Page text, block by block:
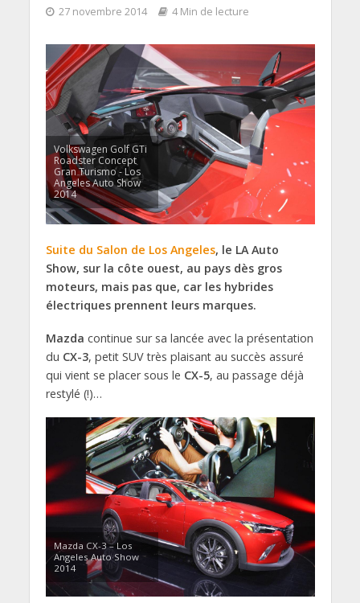
27 novembre 2014 4 Min de lecture
Volkswagen Golf GTi
Roadster Concept
Gran Turismo - Los
Angeles Auto Show
2014
Suite du Salon de Los Angeles, le LA Auto
Show, sur la côte ouest, au pays dès gros
moteurs, mais pas que, car les hybrides
électriques prennent leurs marques.
Mazda continue sur sa lancée avec la présentation
du CX-3, petit SUV très plaisant au succès assuré
qui vient se placer sous le CX-5, au passage déjà
restylé (!)…
Mazda CX-3 – Los
Angeles Auto Show
2014